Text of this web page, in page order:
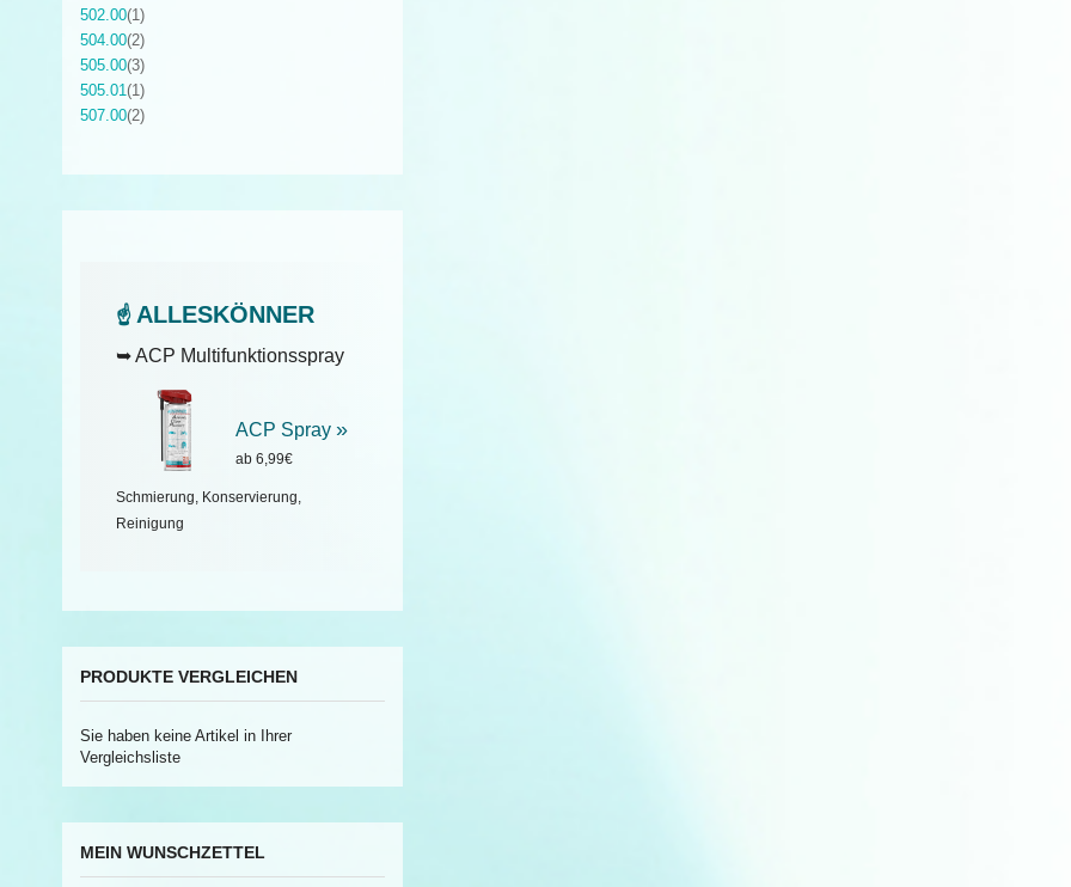
502.00 1 Artikel
504.00 2Artikel
505.00 3Artikel
505.01 1 Artikel
507.00 2Artikel
☝️ ALLESKÖNNER
➥ ACP Multifunktionsspray
ACP Spray »
ab 6,99€
Schmierung, Konservierung,
Reinigung
PRODUKTE VERGLEICHEN
Sie haben keine Artikel in Ihrer
Vergleichsliste
MEIN WUNSCHZETTEL